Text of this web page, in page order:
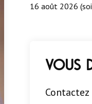
16 août 2026
Vous